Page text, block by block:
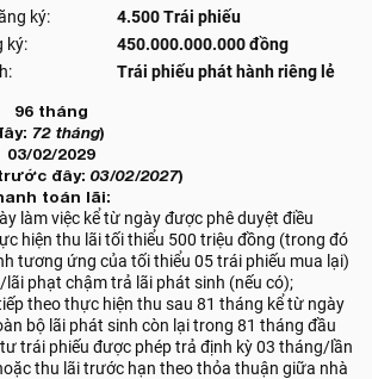
ký:
4.500 Trái phiếu
ký:
450.000.000.000 đồng
Trái phiếu phát hành riêng lẻ
96 tháng
72 tháng)
03/02/2029
đây: 03/02/2027)
toán lãi:
làm việc kể từ ngày được phê duyệt điều
hiện thu lãi tối thiểu 500 triệu đồng (trong đó
tương ứng của tối thiểu 05 trái phiếu mua lại)
phạt chậm trả lãi phát sinh (nếu có);
theo thực hiện thu sau 81 tháng kể từ ngày
bộ lãi phát sinh còn lại trong 81 tháng đầu
trái phiếu được phép trả định kỳ 03 tháng/lần
thu lãi trước hạn theo thỏa thuận giữa nhà